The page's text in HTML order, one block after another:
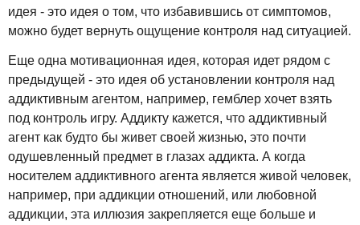
идея - это идея о том, что избавившись от симптомов,
можно будет вернуть ощущение контроля над ситуацией.
Еще одна мотивационная идея, которая идет рядом с
предыдущей - это идея об установлении контроля над
аддиктивным агентом, например, гемблер хочет взять
под контроль игру. Аддикту кажется, что аддиктивный
агент как будто бы живет своей жизнью, это почти
одушевленный предмет в глазах аддикта. А когда
носителем аддиктивного агента является живой человек,
например, при аддикции отношений, или любовной
аддикции, эта иллюзия закрепляется еще больше и